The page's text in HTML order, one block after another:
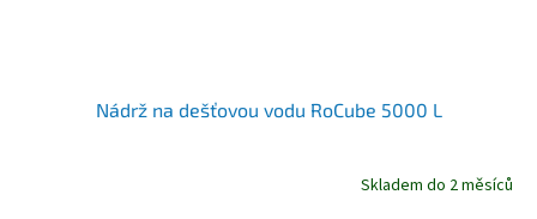
Nádrž na dešťovou vodu RoCube 5000 L
Skladem do 2 měsíců